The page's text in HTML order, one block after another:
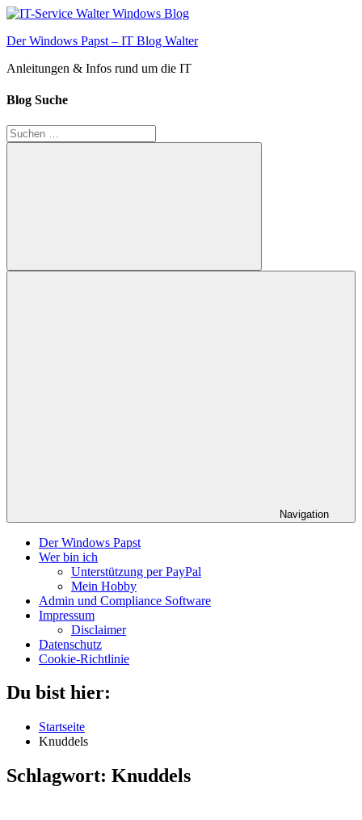
Zum
springen
Der Windows Papst – IT Blog Walter
Anleitungen & Infos rund um die IT
Blog Suche
Suchen
nach:
Suchen
Navigation
Der Windows Papst
Wer bin ich
Unterstützung per PayPal
Mein Hobby
Admin und Compliance Software
Impressum
Disclaimer
Datenschutz
Cookie-Richtlinie
Du bist hier:
Startseite
Knuddels
Schlagwort: Knuddels